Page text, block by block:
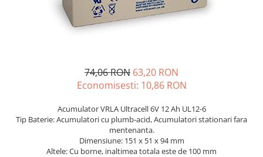
Incarcatoare acumulatori
Panouri fotovoltaice si accesorii
Invertoare Hibrid
Invertoare On-grid
74,06 RON 63,20 RON
Economisesti: 10,86 RON
Acumulator VRLA Ultracell 6V 12 Ah UL12-6
Tip Baterie: Acumulatori cu plumb-acid, Acumulatori stationari fara
mentenanta.
Dimensiune: 151 x 51 x 94 mm
Altele: Cu borne, inaltimea totala este de 100 mm